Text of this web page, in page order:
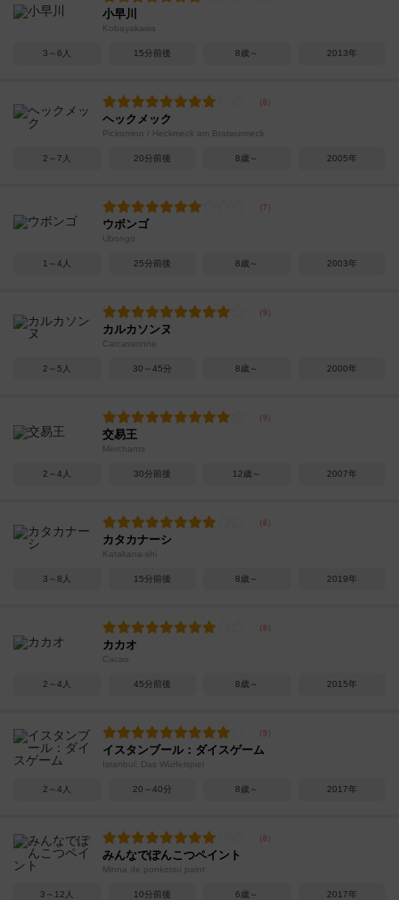
小早川
Kobayakawa
3～6人 15分前後 8歳～ 2013年
ヘックメック
Pickomino / Heckmeck am Bratwurmeck
2～7人 20分前後 8歳～ 2005年
ウボンゴ
Ubongo
1～4人 25分前後 8歳～ 2003年
カルカソンヌ
Carcassonne
2～5人 30～45分 8歳～ 2000年
交易王
Merchants
2～4人 30分前後 12歳～ 2007年
カタカナーシ
Katakana-shi
3～8人 15分前後 8歳～ 2019年
カカオ
Cacao
2～4人 45分前後 8歳～ 2015年
イスタンブール：ダイスゲーム
Istanbul: Das Würfelspiel
2～4人 20～40分 8歳～ 2017年
みんなでぽんこつペイント
Minna de ponkotsu paint
3～12人 10分前後 6歳～ 2017年